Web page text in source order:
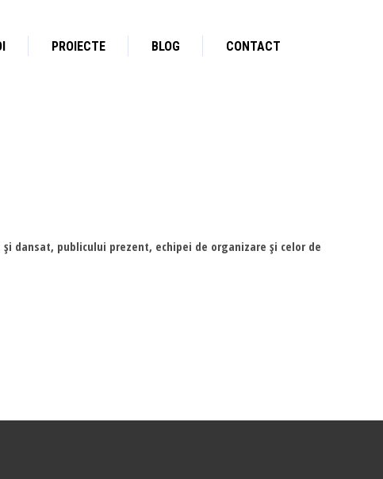
PROIECTE BLOG CONTACT
dansat, publicului prezent, echipei de organizare şi celor de